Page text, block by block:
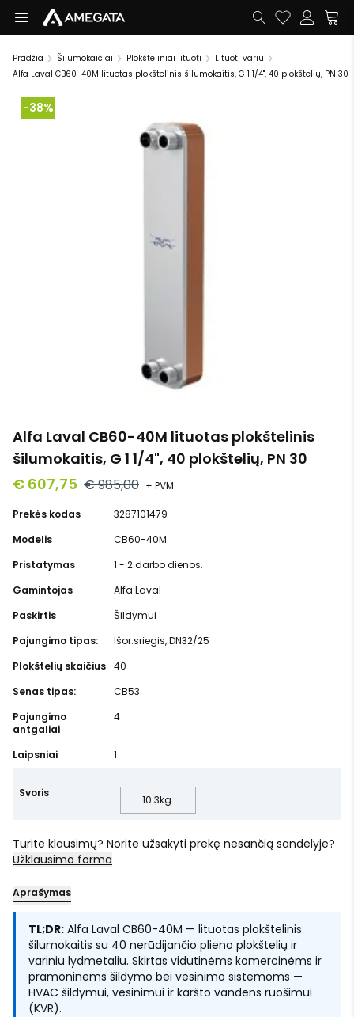
Pradžia Šilumokaičiai Plokšteliniai lituoti
Lituoti variu
Alfa Laval CB60-40M lituotas plokštelinis šilumokaitis, G 1 1/4", 40 plokštelių, PN 30
-38%
Alfa Laval CB60-40M lituotas plokštelinis
šilumokaitis, G 1 1/4", 40 plokštelių, PN 30
€ 607,75 € 985,00 + PVM
Prekės kodas
3287101479
Modelis
CB60-40M
Pristatymas
1 - 2 darbo dienos.
Gamintojas
Alfa Laval
Paskirtis
Šildymui
Pajungimo tipas:
Išor.sriegis, DN32/25
Plokštelių skaičius 40
Senas tipas:
CB53
Pajungimo
antgaliai
4
Laipsniai 1
Svoris
10.3kg.
Turite klausimų? Norite užsakyti prekę nesančią sandėlyje?
Užklausimo forma
Aprašymas
TL;DR: Alfa Laval CB60-40M — lituotas plokštelinis
šilumokaitis su 40 nerūdijančio plieno plokštelių ir
variniu lydmetaliu. Skirtas vidutinėms komercinėms ir
pramoninėms šildymo bei vėsinimo sistemoms —
HVAC šildymui, vėsinimui ir karšto vandens ruošimui
(KVR).